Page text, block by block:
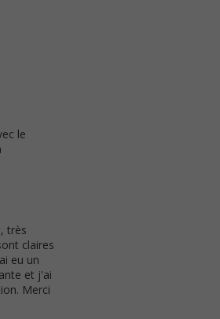
le
très
claires
eu un
et j'ai
Merci